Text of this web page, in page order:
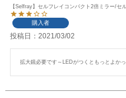
【Selfray】セルフレイコンパクト2倍ミラー/セ
購入者
投稿日 2021/03/02
拡大鏡必要です～LEDがつくともっとよか